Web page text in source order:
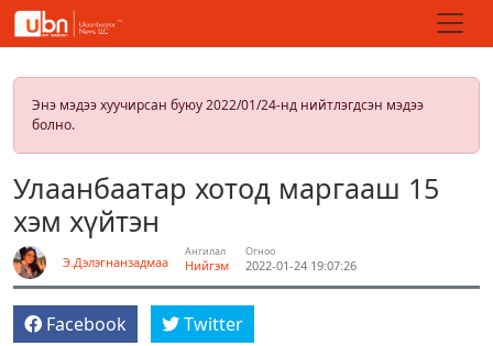
Энэ мэдээ хуучирсан буюу 2022/01/24-нд нийтлэгдсэн мэдээ
болно.
Улаанбаатар хотод маргааш 15
хэм хүйтэн
Э.Дэлэгнанзадмаа
Ангилал
Нийгэм
Огноо
2022-01-24 19:07:26
Facebook Twitter